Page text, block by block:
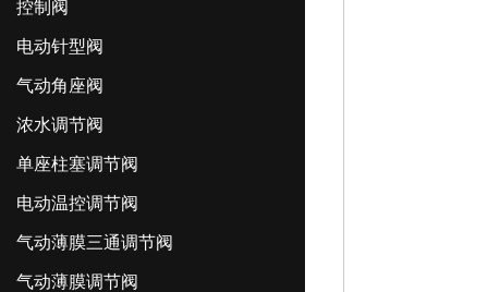
控制阀
电动针型阀
气动角座阀
浓水调节阀
单座柱塞调节阀
电动温控调节阀
气动薄膜三通调节阀
气动薄膜调节阀